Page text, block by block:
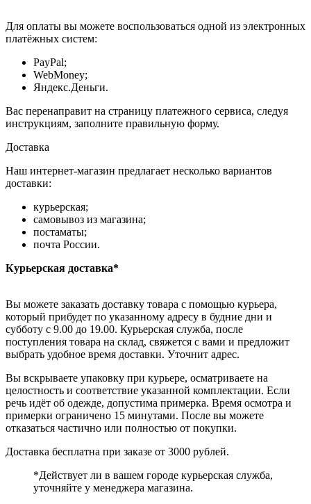
Для оплаты вы можете воспользоваться одной из электронных
платёжных систем:
PayPal;
WebMoney;
Яндекс.Деньги.
Вас перенаправит на страницу платежного сервиса, следуя
инструкциям, заполните правильную форму.
Доставка
Наш интернет-магазин предлагает несколько вариантов
доставки:
курьерская;
самовывоз из магазина;
постаматы;
почта России.
Курьерская доставка*
Вы можете заказать доставку товара с помощью курьера,
который прибудет по указанному адресу в будние дни и
субботу с 9.00 до 19.00. Курьерская служба, после
поступления товара на склад, свяжется с вами и предложит
выбрать удобное время доставки. Уточнит адрес.
Вы вскрываете упаковку при курьере, осматриваете на
целостность и соответствие указанной комплектации. Если
речь идёт об одежде, допустима примерка. Время осмотра и
примерки ограничено 15 минутами. После вы можете
отказаться частично или полностью от покупки.
Доставка бесплатна при заказе от 3000 рублей.
*Действует ли в вашем городе курьерская служба,
уточняйте у менеджера магазина.